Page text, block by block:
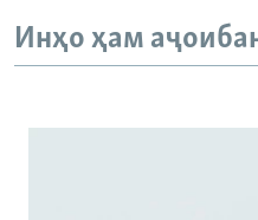
Инҳо ҳам